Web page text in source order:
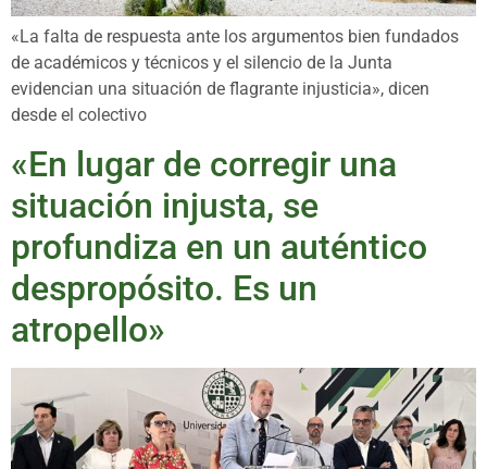
«La falta de respuesta ante los argumentos bien fundados
de académicos y técnicos y el silencio de la Junta
evidencian una situación de flagrante injusticia», dicen
desde el colectivo
«En lugar de corregir una
situación injusta, se
profundiza en un auténtico
despropósito. Es un
atropello»